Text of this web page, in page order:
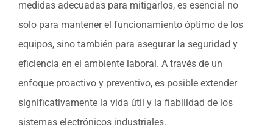
medidas adecuadas para mitigarlos, es esencial no
solo para mantener el funcionamiento óptimo de los
equipos, sino también para asegurar la seguridad y
eficiencia en el ambiente laboral. A través de un
enfoque proactivo y preventivo, es posible extender
significativamente la vida útil y la fiabilidad de los
sistemas electrónicos industriales.